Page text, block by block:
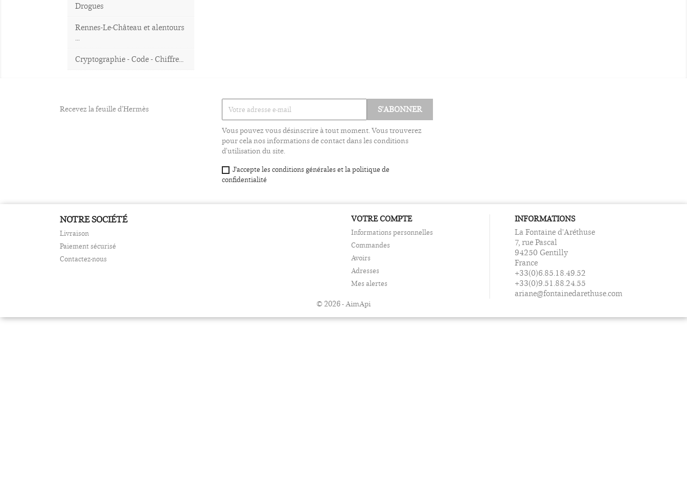
Drogues
Rennes-Le-Château et alentours
...
Cryptographie - Code - Chiffre...
Recevez la feuille d'Hermès
Vous pouvez vous désinscrire à tout moment. Vous trouverez
pour cela nos informations de contact dans les conditions
d'utilisation du site.
J'accepte les conditions générales et la politique de
confidentialité
NOTRE SOCIÉTÉ
Livraison
Paiement sécurisé
Contactez-nous
VOTRE COMPTE
Informations personnelles
Commandes
Avoirs
Adresses
Mes alertes
INFORMATIONS
La Fontaine d'Aréthuse
7, rue Pascal
94250 Gentilly
France
+33(0)6.85.18.49.52
+33(0)9.51.88.24.55
ariane@fontainedarethuse.com
© 2026 - AimApi